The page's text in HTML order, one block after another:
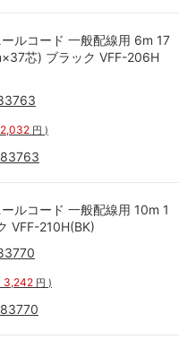
ルコード 一般配線用 6m 17
芯) ブラック VFF-206H
2,032 円 )
ルコード 一般配線用 10m 1
VFF-210H(BK)
3,242 円 )